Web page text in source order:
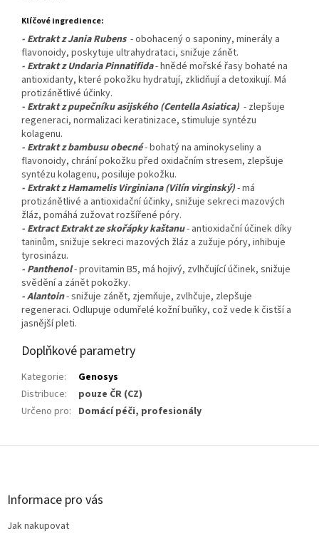
Klíčové ingredience:
- Extrakt z Jania Rubens - obohacený o saponiny, minerály a
flavonoidy, poskytuje ultrahydrataci, snižuje zánět.
- Extrakt z Undaria Pinnatifida- hnědé mořské řasy bohaté na
antioxidanty, které pokožku hydratují, zklidňují a detoxikují. Má
protizánětlivé účinky.
- Extrakt z pupečníku asijského (Centella Asiatica) - zlepšuje
regeneraci, normalizaci keratinizace, stimuluje syntézu
kolagenu.
- Extrakt z bambusu obecné- bohatý na aminokyseliny a
flavonoidy, chrání pokožku před oxidačním stresem, zlepšuje
syntézu kolagenu, posiluje pokožku.
- Extrakt z Hamamelis Virginiana (Vilín virginský)- má
protizánětlivé a antioxidační účinky, snižuje sekreci mazových
žláz, pomáhá zužovat rozšířené póry.
- Extract Extrakt ze skořápky kaštanu- antioxidační účinek díky
taninům, snižuje sekreci mazových žláz a zužuje póry, inhibuje
tyrosinázu.
- Panthenol- provitamin B5, má hojivý, zvlhčující účinek, snižuje
svědění a zánět pokožky.
- Alantoin- snižuje zánět, zjemňuje, zvlhčuje, zlepšuje
regeneraci. Odlupuje odumřelé kožní buňky, což vede k čistší a
jasnější pleti.
Doplňkové parametry
Kategorie:
Genosys
Distribuce:
pouze ČR (CZ)
Určeno pro: Domácí péči, profesionály
Z
Informace pro vás
Jak nakupovat